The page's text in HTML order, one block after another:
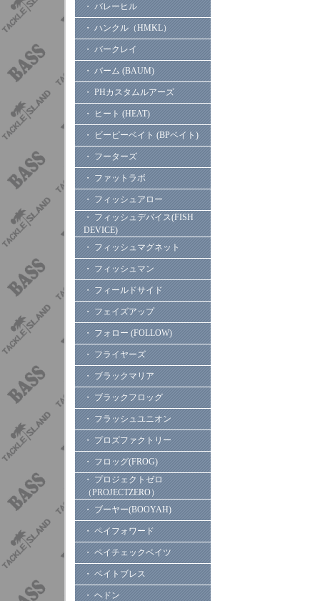
・ バレーヒル
・ ハンクル（HMKL）
・ バークレイ
・ バーム (BAUM)
・ PHカスタムルアーズ
・ ヒート (HEAT)
・ ビーピーベイト (BPベイト)
・ フーターズ
・ ファットラボ
・ フィッシュアロー
・ フィッシュデバイス(FISH
DEVICE)
・ フィッシュマグネット
・ フィッシュマン
・ フィールドサイド
・ フェイズアップ
・ フォロー (FOLLOW)
・ フライヤーズ
・ ブラックマリア
・ ブラックフロッグ
・ フラッシュユニオン
・ プロズファクトリー
・ フロッグ(FROG)
・ プロジェクトゼロ
（PROJECTZERO）
・ ブーヤー(BOOYAH)
・ ペイフォワード
・ ペイチェックベイツ
・ ベイトブレス
・ ヘドン